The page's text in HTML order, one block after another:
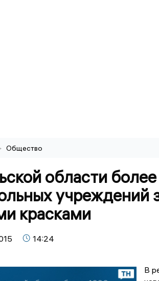
Общество
области
учреждений
красками
14:24
В